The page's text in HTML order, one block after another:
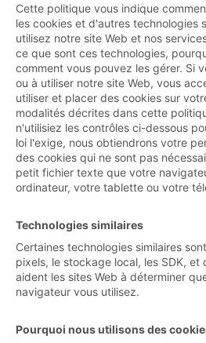
Cette politique vous indique
les cookies et d'autres technologies
utilisez notre site Web et nos
ce que sont ces technologies,
comment vous pouvez les gérer. Si
ou à utiliser notre site Web, vous
utiliser et placer des cookies sur
modalités décrites dans cette
n'utilisiez les contrôles ci-dessous
loi l'exige, nous obtiendrons votre
des cookies qui ne sont pas
petit fichier texte que votre
ordinateur, votre tablette ou votre
Technologies similaires
Certaines technologies similaires
pixels, le stockage local, les SDK, et
aident les sites Web à déterminer
navigateur vous utilisez.
Pourquoi nous utilisons des